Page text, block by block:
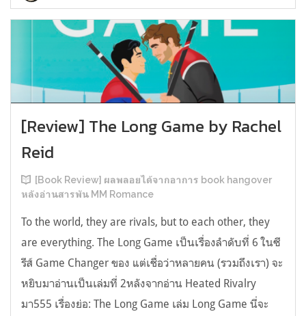
[Review] The Long Game by Rachel
Reid
[Book Review] ผลพลอยได้จากอาการ book hangover
หลังอ่านสารพัน MM Romance
To the world, they are rivals, but to each other, they
are everything. The Long Game เป็นเรื่องลำดับที่ 6 ในซี
รีส์ Game Changer ของ แต่เชื่อว่าหลายคน (รวมถึงเรา) จะ
หยิบมาอ่านเป็นเล่มที่ 2หลังจากอ่าน Heated Rivalry
มา555 เรื่องย่อ: The Long Game เล่ม Long Game นี่จะ